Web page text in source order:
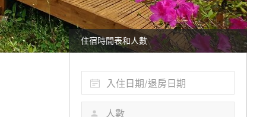
住宿時間表和人數
入住日期/退房日期